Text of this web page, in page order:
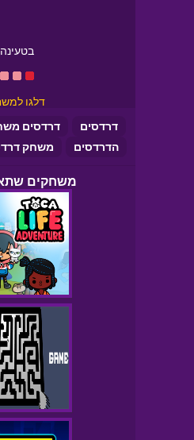
בטעינה
דלגו
דרדסים
דרדסים
הדרדסים
משחק
משחקים